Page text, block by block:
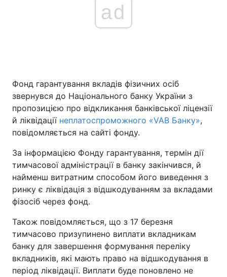
ad
Фонд гарантування вкладів фізичних осіб
звернувся до Національного банку України з
пропозицією про відкликання банківської ліцензії
й ліквідації неплатоспроможного «VAB Банку»,
повідомляється на сайті фонду.
За інформацією Фонду гарантування, термін дії
тимчасової адміністрації в банку закінчився, й
найменш витратним способом його виведення з
ринку є ліквідація з відшкодуванням за вкладами
фізосіб через фонд.
Також повідомляється, що з 17 березня
тимчасово призупинено виплати вкладникам
банку для завершення формування переліку
вкладників, які мають право на відшкодування в
період ліквідації. Виплати буде поновлено не